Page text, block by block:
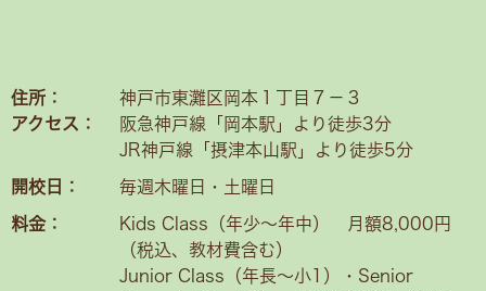
住所：
アクセス：
神戸市東灘区岡本１丁目７－３
阪急神戸線「岡本駅」より徒歩3分
JR神戸線「摂津本山駅」より徒歩5分
開校日： 毎週木曜日・土曜日
料金：
Kids Class（年少〜年中） 月額8,000円
（税込、教材費含む）
Junior Class（年長～小1）・Senior